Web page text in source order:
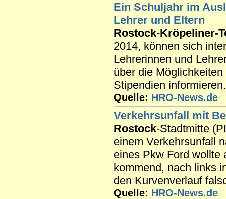
Ein Schuljahr im
Lehrer und Eltern
Rostock-Kröpeliner-
2014, können sich
Lehrerinnen und
über die
Stipendien
Quelle: HRO-News.de
Verkehrsunfall mit
Rostock-Stadtmitte
einem Verkehrsunfall
eines Pkw Ford
kommend, nach links
den Kurvenverlauf
Quelle: HRO-News.de